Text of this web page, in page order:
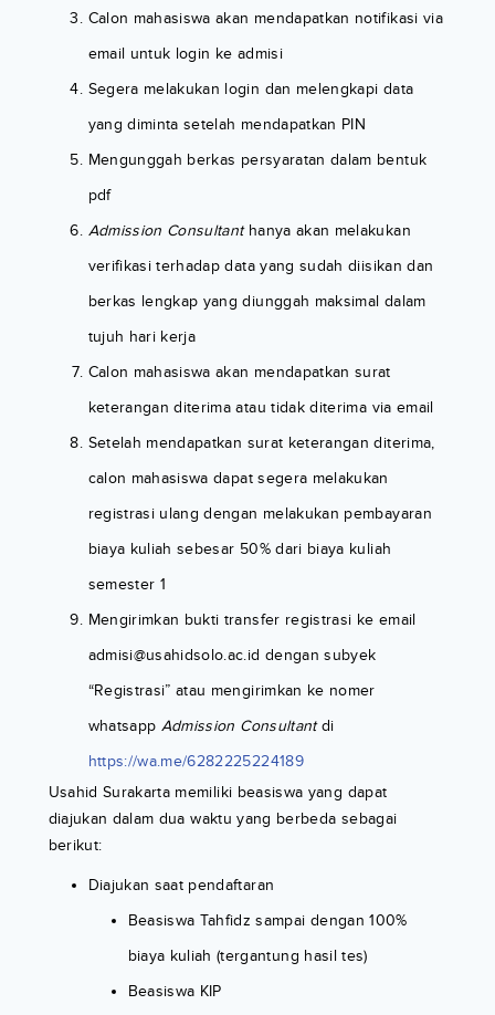
Calon mahasiswa akan mendapatkan notifikasi via
email untuk login ke admisi
Segera melakukan login dan melengkapi data
yang diminta setelah mendapatkan PIN
Mengunggah berkas persyaratan dalam bentuk
pdf
Admission Consultanthanya akan melakukan
verifikasi terhadap data yang sudah diisikan dan
berkas lengkap yang diunggah maksimal dalam
tujuh hari kerja
Calon mahasiswa akan mendapatkan surat
keterangan diterima atau tidak diterima via email
Setelah mendapatkan surat keterangan diterima,
calon mahasiswa dapat segera melakukan
registrasi ulang dengan melakukan pembayaran
biaya kuliah sebesar 50% dari biaya kuliah
semester 1
Mengirimkan bukti transfer registrasi ke email
admisi@usahidsolo.ac.id dengan subyek
“Registrasi” atau mengirimkan ke nomer
whatsapp Admission Consultantdi
https://wa.me/6282225224189
Usahid Surakarta memiliki beasiswa yang dapat
diajukan dalam dua waktu yang berbeda sebagai
berikut:
Diajukan saat pendaftaran
Beasiswa Tahfidz sampai dengan 100%
biaya kuliah (tergantung hasil tes)
Beasiswa KIP